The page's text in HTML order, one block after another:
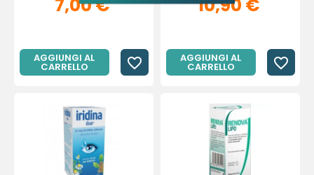
7,00 €
AGGIUNGI AL
CARRELLO favorite_border
10,90 €
AGGIUNGI AL
CARRELLO favorite_border